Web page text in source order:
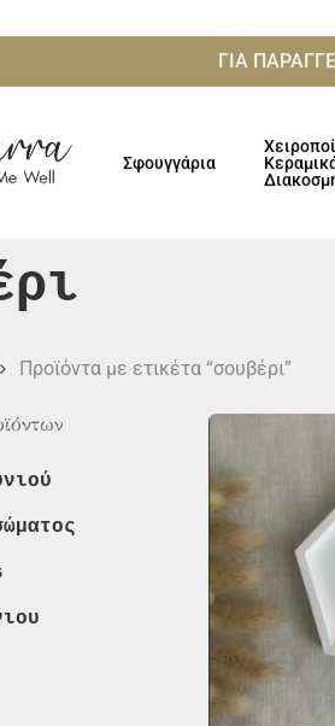
ΓΙΑ
Σφουγγάρια
Προϊόντα με ετικέτα “σουβέρι”